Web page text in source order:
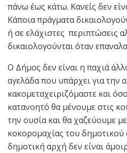
πάνω έως κάτω. Κανείς δεν
Κάποια πράγματα
ή σε ελάχιστες περιπτώσεις
δικαιολογούνται όταν
Ο Δήμος δεν είναι η παχιά
αγελάδα που υπάρχει για την
κακομεταχειριζόμαστε και
κατανοητό θα μένουμε στις
την ουσία και θα χαζεύουμε
κοκορομαχίας του
δημοτική αρχή δεν είναι